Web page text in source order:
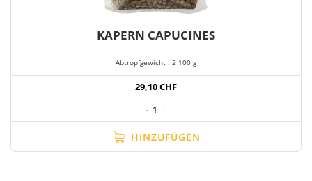
KAPERN CAPUCINES
Abtropfgewicht : 2 100 g
29,10 CHF
- 1 +
HINZUFÜGEN